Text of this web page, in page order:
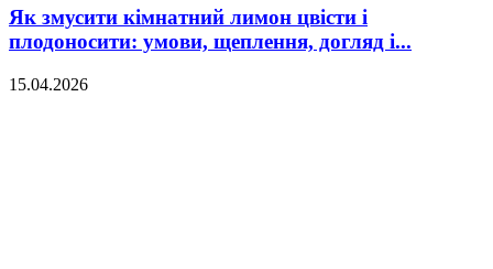
Як змусити кімнатний лимон цвісти і
плодоносити: умови, щеплення, догляд і...
15.04.2026